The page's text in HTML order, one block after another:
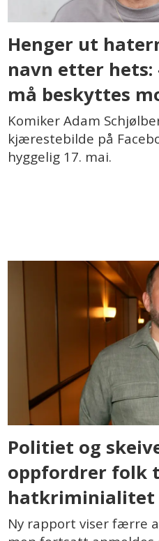
Henger ut
navn etter hets:
må beskyttes
Komiker Adam
kjærestebilde på
hyggelig 17. mai.
Politiet og
oppfordrer folk
hatkriminialitet
Ny rapport viser færre